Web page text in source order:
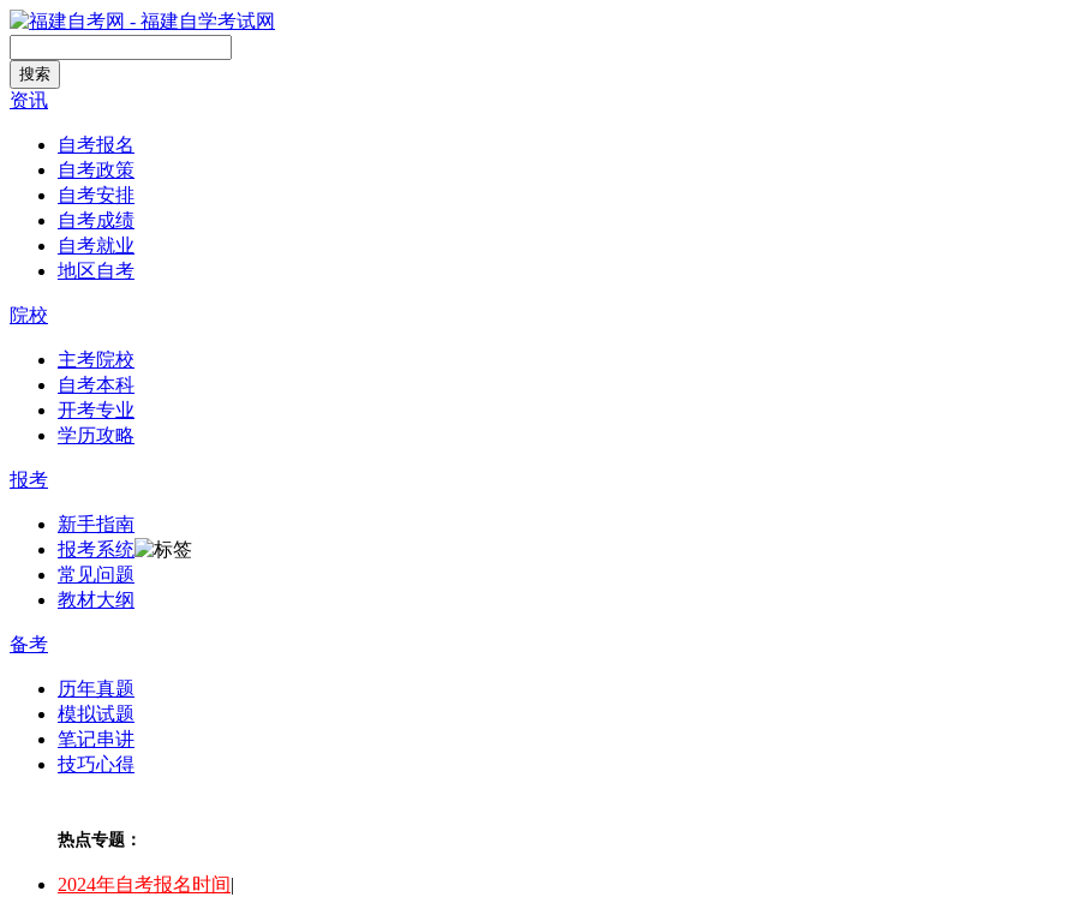
搜索
资讯
自考报名
自考政策
自考安排
自考成绩
自考就业
地区自考
院校
主考院校
自考本科
开考专业
学历攻略
报考
新手指南
报考系统
常见问题
教材大纲
备考
历年真题
模拟试题
笔记串讲
技巧心得
热点专题：
2024年自考报名时间|